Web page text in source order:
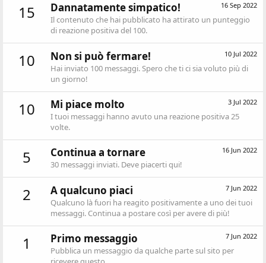
15 16 Sep 2022
Dannatamente simpatico!
Il contenuto che hai pubblicato ha attirato un punteggio
di reazione positiva del 100.
10 10 Jul 2022
Non si può fermare!
Hai inviato 100 messaggi. Spero che ti ci sia voluto più di
un giorno!
10 3 Jul 2022
Mi piace molto
I tuoi messaggi hanno avuto una reazione positiva 25
volte.
5 16 Jun 2022
Continua a tornare
30 messaggi inviati. Deve piacerti qui!
2 7 Jun 2022
A qualcuno piaci
Qualcuno là fuori ha reagito positivamente a uno dei tuoi
messaggi. Continua a postare così per avere di più!
1 7 Jun 2022
Primo messaggio
Pubblica un messaggio da qualche parte sul sito per